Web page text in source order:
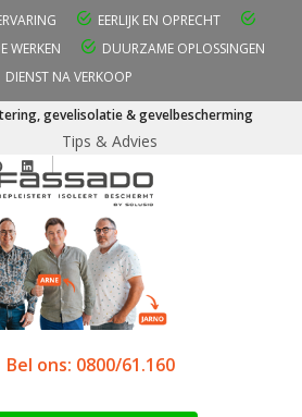
EERLIJK EN OPRECHT
WERKEN
DUURZAME OPLOSSINGEN
DIENST NA VERKOOP
gevelisolatie & gevelbescherming
Tips & Advies
Bel ons: 0800/61.160